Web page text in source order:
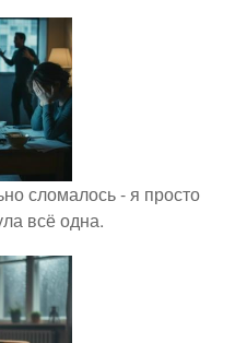
сломалось - я просто
всё одна.